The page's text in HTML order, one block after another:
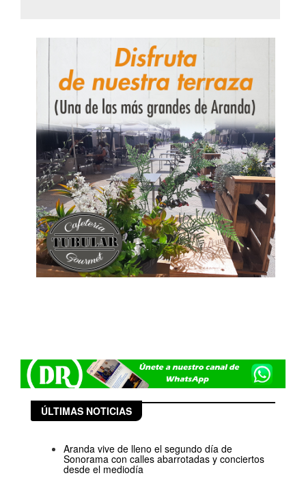
ÚLTIMAS NOTICIAS
Aranda vive de lleno el segundo día de
Sonorama con calles abarrotadas y conciertos
desde el mediodía